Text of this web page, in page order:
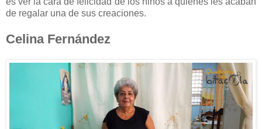
de regalar una de sus creaciones.
Celina Fernández